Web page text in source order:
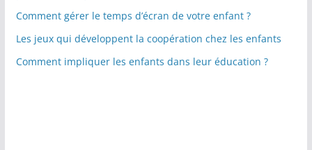
Comment gérer le temps d’écran de votre enfant ?
Les jeux qui développent la coopération chez les enfants
Comment impliquer les enfants dans leur éducation ?